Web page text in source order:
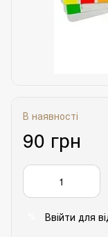
В наявності
90 грн
Ввійти для